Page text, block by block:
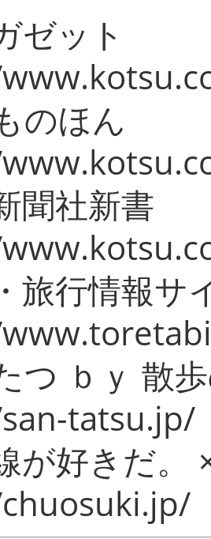
ゼット
のほん
聞社新書
旅行情報サ
つ ｂｙ 散
tatsu.jp/
が好きだ。